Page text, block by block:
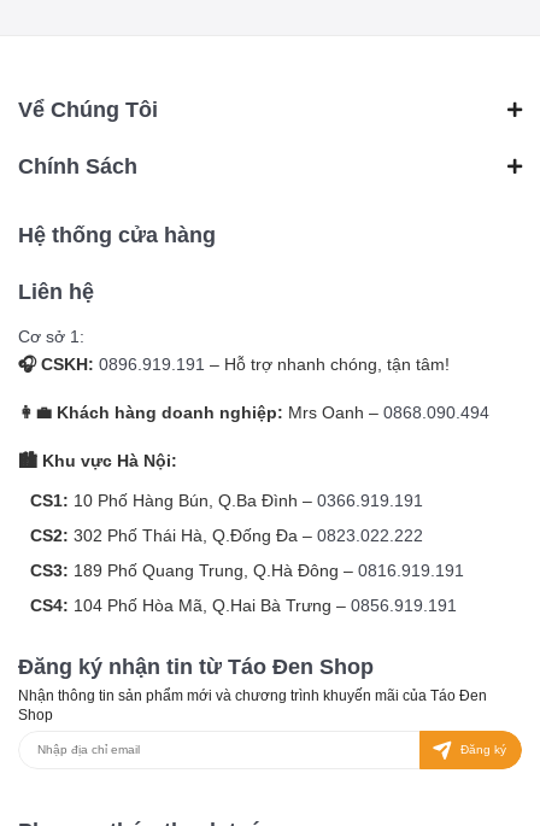
Vể Chúng Tôi
Chính Sách
Hệ thống cửa hàng
Liên hệ
Cơ sở 1:
🎧 CSKH: 0896.919.191 – Hỗ trợ nhanh chóng, tận tâm!
👩‍💼 Khách hàng doanh nghiệp: Mrs Oanh – 0868.090.494
🏙️ Khu vực Hà Nội:
CS1: 10 Phố Hàng Bún, Q.Ba Đình – 0366.919.191
CS2: 302 Phố Thái Hà, Q.Đống Đa – 0823.022.222
CS3: 189 Phố Quang Trung, Q.Hà Đông – 0816.919.191
CS4: 104 Phố Hòa Mã, Q.Hai Bà Trưng – 0856.919.191
Đăng ký nhận tin từ Táo Đen Shop
Nhận thông tin sản phẩm mới và chương trình khuyến mãi của Táo Đen
Shop
Đăng ký